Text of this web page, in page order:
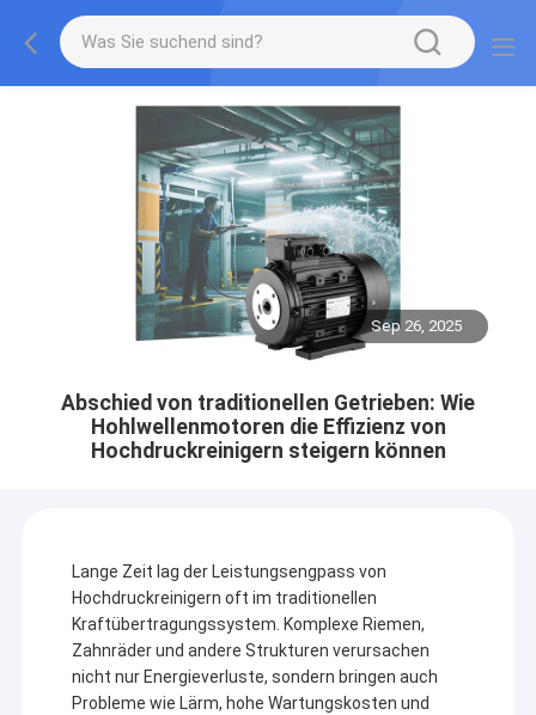
Sep 26, 2025
Abschied von traditionellen Getrieben: Wie
Hohlwellenmotoren die Effizienz von
Hochdruckreinigern steigern können
Lange Zeit lag der Leistungsengpass von
Hochdruckreinigern oft im traditionellen
Kraftübertragungssystem. Komplexe Riemen,
Zahnräder und andere Strukturen verursachen
nicht nur Energieverluste, sondern bringen auch
Probleme wie Lärm, hohe Wartungskosten und